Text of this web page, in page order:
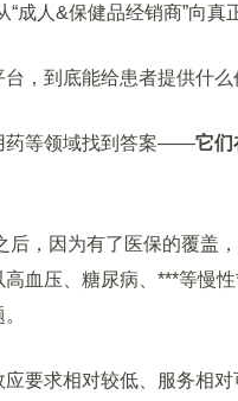
成人&保健品经销商”向真
，到底能给患者提供什么
等领域找到答案——它们
因为有了医保的覆盖，
血压、糖尿病、***等慢
求相对较低、服务相对